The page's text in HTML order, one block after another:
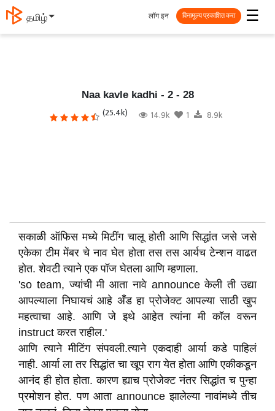
தமிழ் ☰
लॉग इन विनामूल्य प्रकाशित करा
Naa kavle kadhi - 2 - 28
(25.4k) 14.9k 1 8.9k
सकाळी ऑफिस मध्ये मिटींग चालू होती आणि सिद्धांत जसे जसे
एकेका टीम मेंबर चे नाव घेत होता तस तस आर्यच टेन्शन वाढत
होत. शेवटी त्याने एक पॉज घेतला आणि म्हणाला.
'so team, ज्यांची मी आता नावे announce केली ती उद्या
आपल्याला निघायचं आहे अँड हा प्रोजेक्ट आपल्या साठी खुप
महत्वाचा आहे. आणि जे इथे आहेत त्यांना मी कॉल वरून
instruct करत राहील.'
आणि त्याने मीटिंग संपवली.त्याने एकदाही आर्या कडे पाहिलं
नाही. आर्या ला तर सिद्धांत चा खूप राग येत होता आणि एकीकडून
आनंद ही होत होता. कारण ह्याच प्रोजेक्ट नंतर सिद्धांत च पुन्हा
प्रमोशन होत. पण आता announce झालेल्या नावांमध्ये तीच